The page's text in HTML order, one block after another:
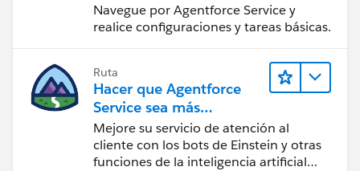
Navegue por Agentforce Service y
realice configuraciones y tareas básicas.
Ruta
Hacer que Agentforce
Service sea más
inteligente
Mejore su servicio de atención al
cliente con los bots de Einstein y otras
funciones de la inteligencia artificial